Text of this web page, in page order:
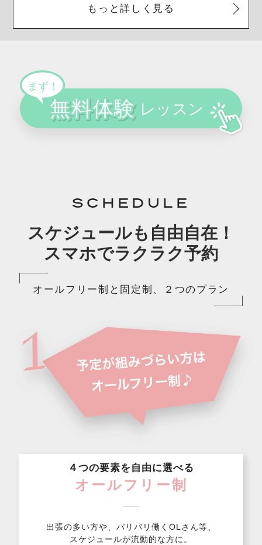
もっと詳しく見る
SCHEDULE
スケジュールも自由自在！
スマホでラクラク予約
オールフリー制と固定制、２つのプラン
４つの要素を自由に選べる
オールフリー制
出張の多い方や、バリバリ働くOLさん等、
スケジュールが流動的な方に。